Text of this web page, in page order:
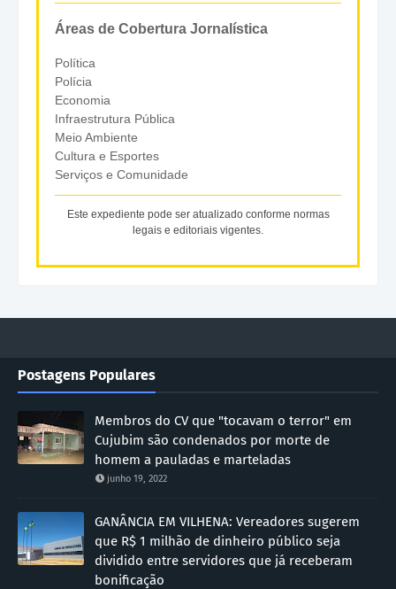
Áreas de Cobertura Jornalística
Política
Polícia
Economia
Infraestrutura Pública
Meio Ambiente
Cultura e Esportes
Serviços e Comunidade
Este expediente pode ser atualizado conforme normas
legais e editoriais vigentes.
Postagens Populares
Membros do CV que "tocavam o terror" em
Cujubim são condenados por morte de
homem a pauladas e marteladas
junho 19, 2022
GANÂNCIA EM VILHENA: Vereadores sugerem
que R$ 1 milhão de dinheiro público seja
dividido entre servidores que já receberam
bonificação